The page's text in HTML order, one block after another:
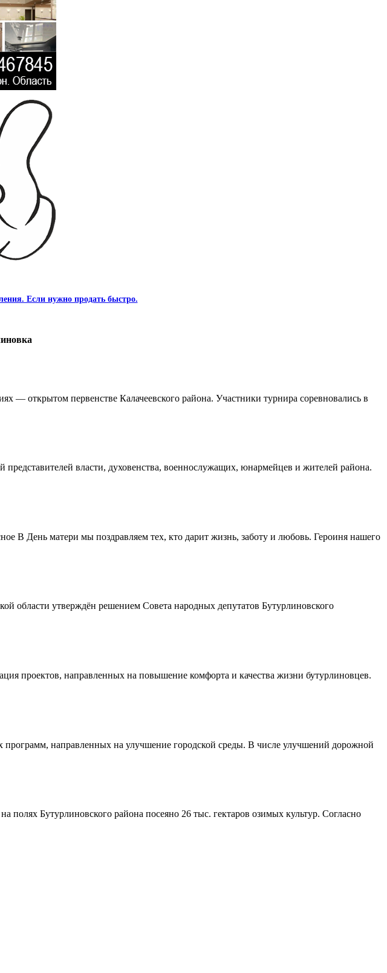
Если нужно продать быстро.
— открытом первенстве Калачеевского района. Участники турнира соревновались в
власти, духовенства, военнослужащих, юнармейцев и жителей района.
В День матери мы поздравляем тех, кто дарит жизнь, заботу и любовь. Героиня нашего
области утверждён решением Совета народных депутатов Бутурлиновского
проектов, направленных на повышение комфорта и качества жизни бутурлиновцев.
программ, направленных на улучшение городской среды. В числе улучшений дорожной
полях Бутурлиновского района посеяно 26 тыс. гектаров озимых культур. Согласно